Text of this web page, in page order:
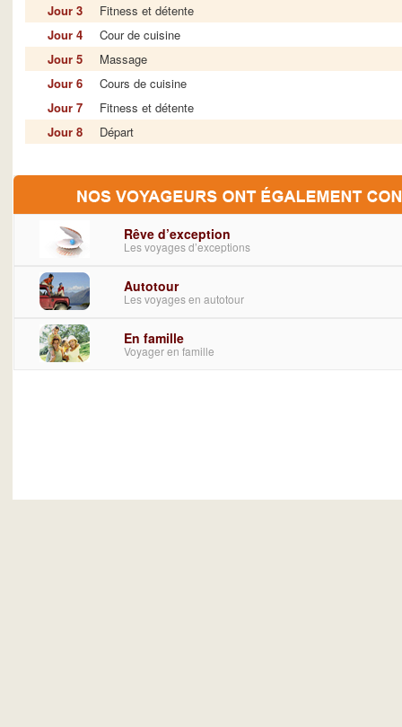
Jour 3
Fitness et détente
Jour 4
Cour de cuisine
Jour 5
Massage
Jour 6
Cours de cuisine
Jour 7
Fitness et détente
Jour 8
Départ
Rêve d’exception
Les voyages d’exceptions
Autotour
Les voyages en autotour
En famille
Voyager en famille